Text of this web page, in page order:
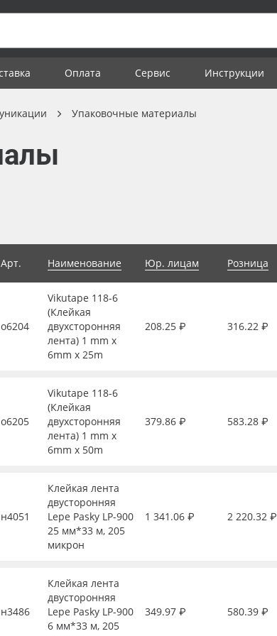
Оплата Сервис Инструкции
Упаковочные материалы
Арт. Наименование Юр. лицам Розница
о6204
Vikutape 118-6
(Клейкая
двухсторонняя
лента) 1 mm x
6mm x 25m
208.25 ₽ 316.22 ₽
о6205
Vikutape 118-6
(Клейкая
двухсторонняя
лента) 1 mm x
6mm x 50m
379.86 ₽ 583.28 ₽
н4051
Клейкая лента
двусторонняя
Lepe Pasky LP-900
25 мм*33 м, 205
микрон
1 341.06 ₽ 2 220.32 ₽
н3486
Клейкая лента
двусторонняя
Lepe Pasky LP-900
6 мм*33 м, 205
349.97 ₽ 580.39 ₽